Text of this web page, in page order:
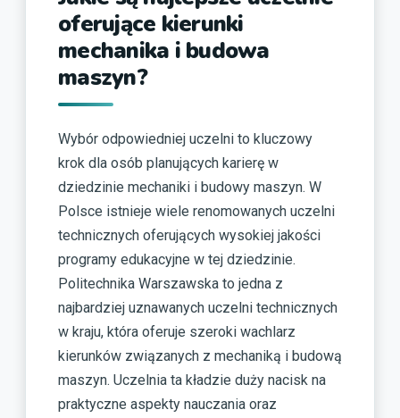
oferujące kierunki
mechanika i budowa
maszyn?
Wybór odpowiedniej uczelni to kluczowy
krok dla osób planujących karierę w
dziedzinie mechaniki i budowy maszyn. W
Polsce istnieje wiele renomowanych uczelni
technicznych oferujących wysokiej jakości
programy edukacyjne w tej dziedzinie.
Politechnika Warszawska to jedna z
najbardziej uznawanych uczelni technicznych
w kraju, która oferuje szeroki wachlarz
kierunków związanych z mechaniką i budową
maszyn. Uczelnia ta kładzie duży nacisk na
praktyczne aspekty nauczania oraz